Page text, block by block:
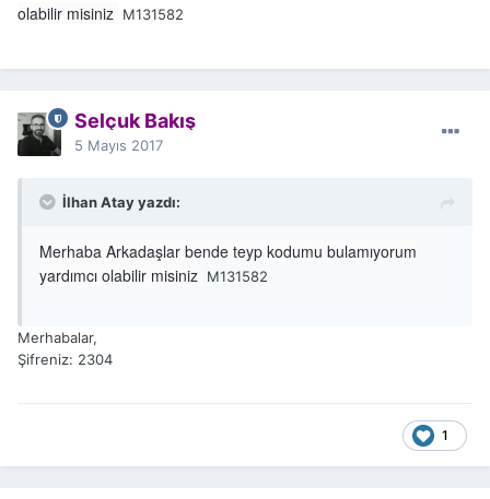
olabilir misiniz M131582
Selçuk Bakış
5 Mayıs 2017
İlhan Atay yazdı:
Merhaba Arkadaşlar bende teyp kodumu bulamıyorum
yardımcı olabilir misiniz M131582
Merhabalar,
Şifreniz: 2304
1